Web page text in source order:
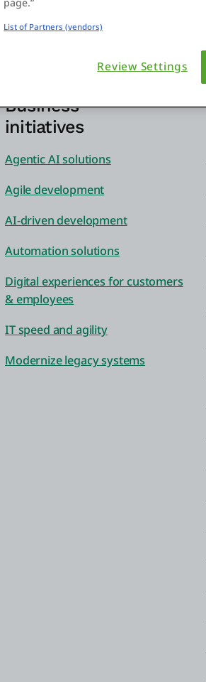
Business
initiatives
Agentic AI solutions
Agile development
AI-driven development
Automation solutions
Digital experiences for customers
& employees
IT speed and agility
Modernize legacy systems
List of Partners (vendors)
Review Settings